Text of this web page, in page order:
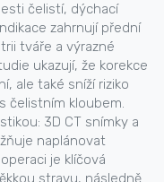
čelistí, dýchací
zahrnují přední
tváře a výrazné
ukazují, že korekce
ale také sníží riziko
čelistním kloubem.
3D CT snímky a
naplánovat
je klíčová
stravu, následně